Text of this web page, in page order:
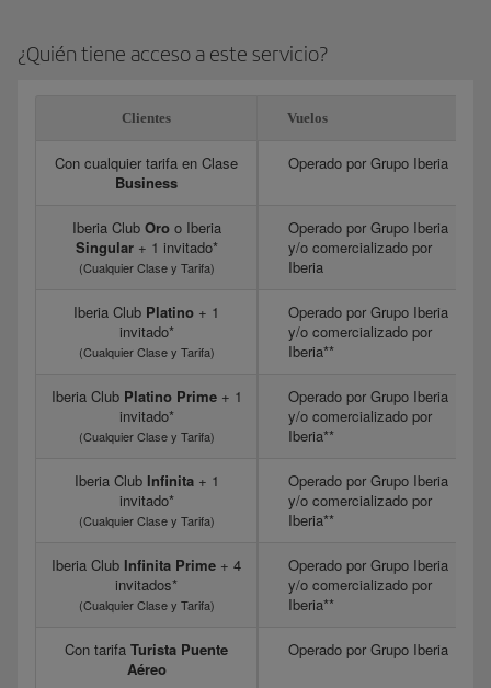
¿Quién tiene acceso a este servicio?
Clientes Vuelos
Con cualquier tarifa en Clase
Business
Operado por Grupo Iberia
Iberia Club Oroo Iberia
Singular+ 1 invitado*
(Cualquier Clase y Tarifa)
Operado por Grupo Iberia
y/o comercializado por
Iberia
Iberia Club Platino + 1
invitado*
(Cualquier Clase y Tarifa)
Operado por Grupo Iberia
y/o comercializado por
Iberia**
Iberia Club Platino Prime+ 1
invitado*
(Cualquier Clase y Tarifa)
Operado por Grupo Iberia
y/o comercializado por
Iberia**
Iberia Club Infinita+ 1
invitado*
(Cualquier Clase y Tarifa)
Operado por Grupo Iberia
y/o comercializado por
Iberia**
Iberia Club Infinita Prime + 4
invitados*
(Cualquier Clase y Tarifa)
Operado por Grupo Iberia
y/o comercializado por
Iberia**
Con tarifa Turista Puente
Aéreo
Operado por Grupo Iberia